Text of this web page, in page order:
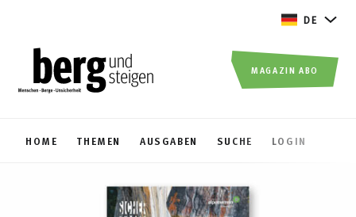
DE
HOME THEMEN AUSGABEN SUCHE LOGIN
MAGAZIN ABO